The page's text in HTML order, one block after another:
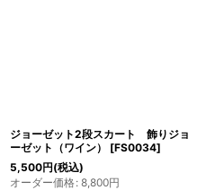
ジョーゼット2段スカート 飾りジョ
ーゼット（ワイン）
[FS0034]
5,500円(税込)
オーダー価格: 8,800円